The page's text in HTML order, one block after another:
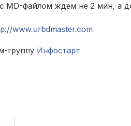
MD-файлом ждем не 2 мин, а
www.urbdmaster.com
группу Инфостарт